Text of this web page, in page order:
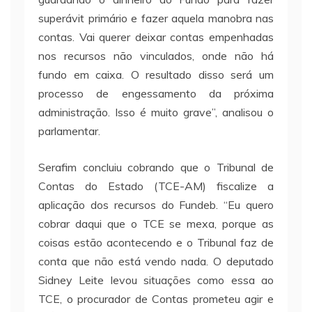
superávit primário e fazer aquela manobra nas
contas. Vai querer deixar contas empenhadas
nos recursos não vinculados, onde não há
fundo em caixa. O resultado disso será um
processo de engessamento da próxima
administração. Isso é muito grave”, analisou o
parlamentar.
Serafim concluiu cobrando que o Tribunal de
Contas do Estado (TCE-AM) fiscalize a
aplicação dos recursos do Fundeb. “Eu quero
cobrar daqui que o TCE se mexa, porque as
coisas estão acontecendo e o Tribunal faz de
conta que não está vendo nada. O deputado
Sidney Leite levou situações como essa ao
TCE, o procurador de Contas prometeu agir e